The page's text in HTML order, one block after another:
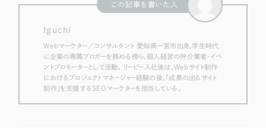
この記事を書いた人
Iguchi
Webマーケター／コンサルタント 愛知県一宮市出身。学生時代
に企業の専属ブロガーを務める傍ら、個人経営の仲介業者・イベ
ントプロモーターとして活動。 リーピー入社後は、Webサイト制作
におけるプロジェクトマネージャー経験の後、「成果の出るサイト
制作」を支援するSEOマーケターを担当している。